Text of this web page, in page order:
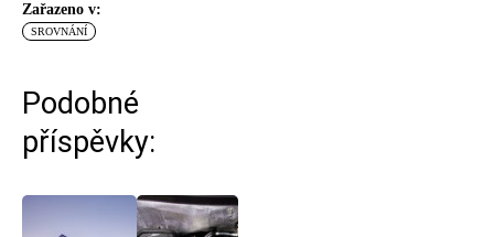
Zařazeno v:
SROVNÁNÍ
Podobné
příspěvky: